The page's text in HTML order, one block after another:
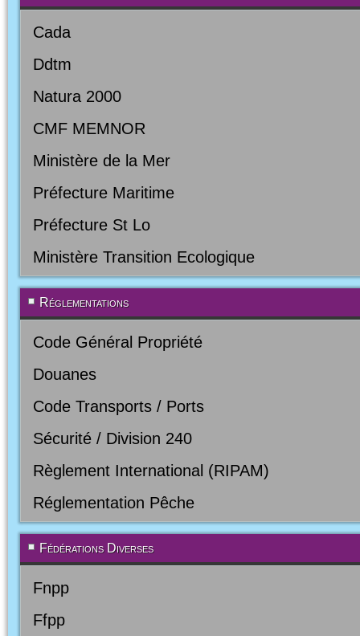
Cada
Ddtm
Natura 2000
CMF MEMNOR
Ministère de la Mer
Préfecture Maritime
Préfecture St Lo
Ministère Transition Ecologique
Réglementations
Code Général Propriété
Douanes
Code Transports / Ports
Sécurité / Division 240
Règlement International (RIPAM)
Réglementation Pêche
Fédérations Diverses
Fnpp
Ffpp